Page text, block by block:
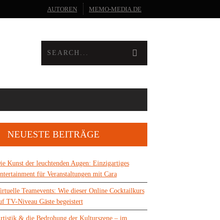
AUTOREN MEMO-MEDIA.DE
NEUESTE BEITRÄGE
Kunst der leuchtenden Augen: Einzigartiges
für Veranstaltungen mit Cara
Teamevents: Wie dieser Online Cocktailkurs
TV-Niveau Gäste begeistert
& die Bedrohung der Kulturszene – im